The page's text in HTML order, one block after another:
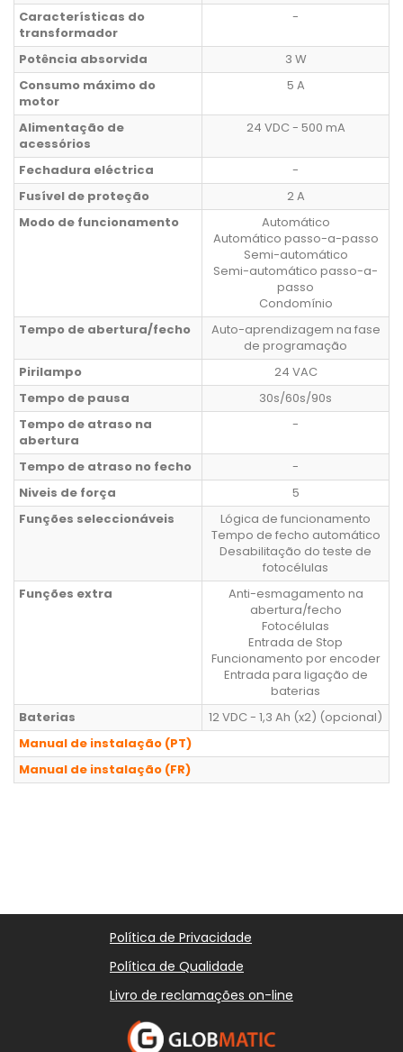
Características do
transformador
-
Potência absorvida
3 W
Consumo máximo do
motor
5 A
Alimentação de
acessórios
24 VDC - 500 mA
Fechadura eléctrica
-
Fusível de proteção
2 A
Modo de funcionamento
Automático
Automático passo-a-passo
Semi-automático
Semi-automático passo-a-
passo
Condomínio
Tempo de abertura/fecho
Auto-aprendizagem na fase
de programação
Pirilampo
24 VAC
Tempo de pausa
30s/60s/90s
Tempo de atraso na
abertura
-
Tempo de atraso no fecho
-
Niveis de força
5
Funções seleccionáveis
Lógica de funcionamento
Tempo de fecho automático
Desabilitação do teste de
fotocélulas
Funções extra
Anti-esmagamento na
abertura/fecho
Fotocélulas
Entrada de Stop
Funcionamento por encoder
Entrada para ligação de
baterias
Baterias
12 VDC - 1,3 Ah (x2) (opcional)
Manual de instalação (PT)
Manual de instalação (FR)
Política de Privacidade
Política de Qualidade
Livro de reclamações on-line